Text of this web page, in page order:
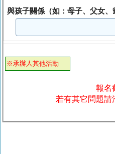
與孩子關係（如：母子、父女、
※承辦人其他活動
報名
若有其它問題請